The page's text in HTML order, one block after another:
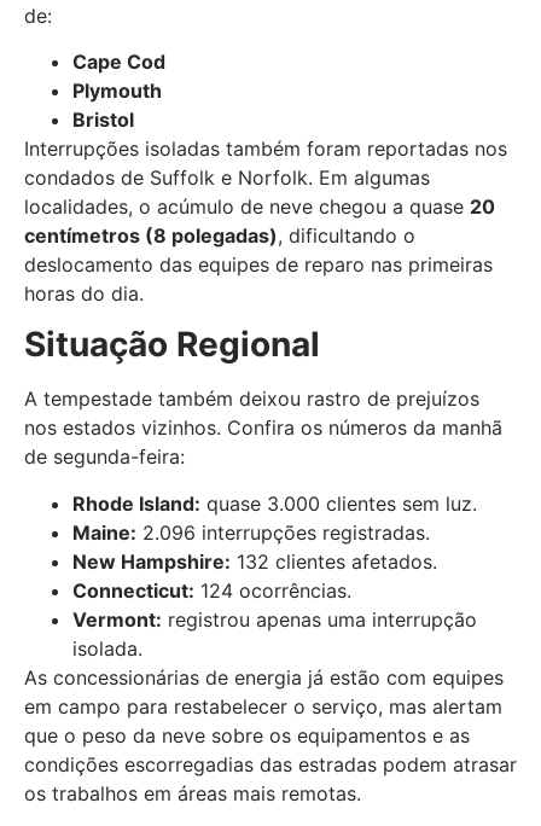
de:
Cape Cod
Plymouth
Bristol
Interrupções isoladas também foram reportadas nos
condados de Suffolk e Norfolk. Em algumas
localidades, o acúmulo de neve chegou a quase 20
centímetros (8 polegadas), dificultando o
deslocamento das equipes de reparo nas primeiras
horas do dia.
Situação Regional
A tempestade também deixou rastro de prejuízos
nos estados vizinhos. Confira os números da manhã
de segunda-feira:
Rhode Island: quase 3.000 clientes sem luz.
Maine: 2.096 interrupções registradas.
New Hampshire: 132 clientes afetados.
Connecticut: 124 ocorrências.
Vermont: registrou apenas uma interrupção
isolada.
As concessionárias de energia já estão com equipes
em campo para restabelecer o serviço, mas alertam
que o peso da neve sobre os equipamentos e as
condições escorregadias das estradas podem atrasar
os trabalhos em áreas mais remotas.